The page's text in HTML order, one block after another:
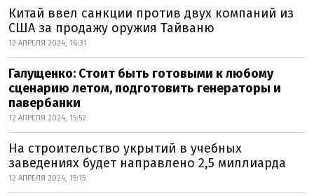
Китай ввел санкции против двух компаний из
США за продажу оружия Тайваню
12 АПРЕЛЯ 2024, 16:31
Галущенко: Стоит быть готовыми к любому
сценарию летом, подготовить генераторы и
павербанки
12 АПРЕЛЯ 2024, 15:52
На строительство укрытий в учебных
заведениях будет направлено 2,5 миллиарда
12 АПРЕЛЯ 2024, 15:15